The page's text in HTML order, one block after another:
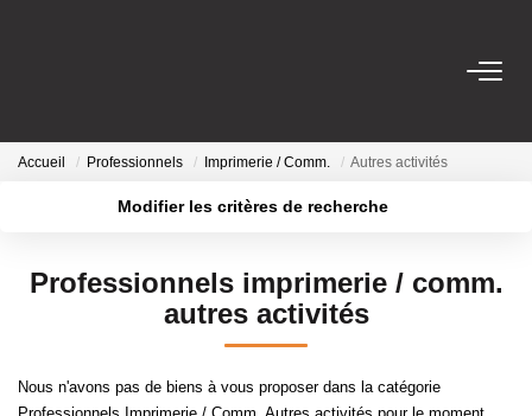
NOTRE AGENCE
Accueil Professionnels Imprimerie / Comm. Autres activités
Modifier les critères de recherche
Type de bien
Plus de critères
Professionnels imprimerie / comm.
autres activités
Nous n'avons pas de biens à vous proposer dans la catégorie
Professionnels Imprimerie / Comm. Autres activités pour le moment ,